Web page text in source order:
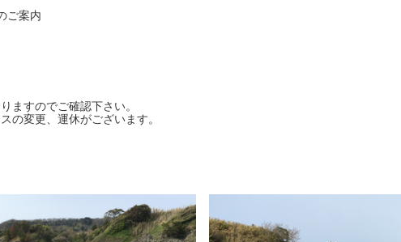
ご案内
ますのでご確認下さい。
の変更、運休がございます。